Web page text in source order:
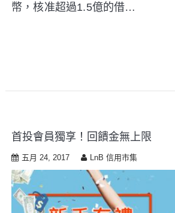
幣，核准超過1.5億的借…
首投會員獨享！回饋金無上限
五月 24, 2017 LnB 信用市集